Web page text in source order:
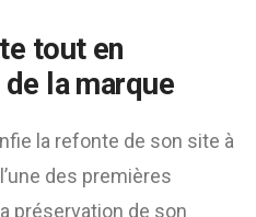
tout en
de la marque
la refonte de son site à
des premières
préservation de son